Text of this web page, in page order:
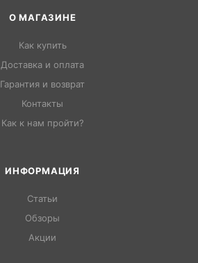
О МАГАЗИНЕ
Как купить
Доставка и оплата
Гарантия и возврат
Контакты
Как к нам пройти?
ИНФОРМАЦИЯ
Статьи
Обзоры
Акции